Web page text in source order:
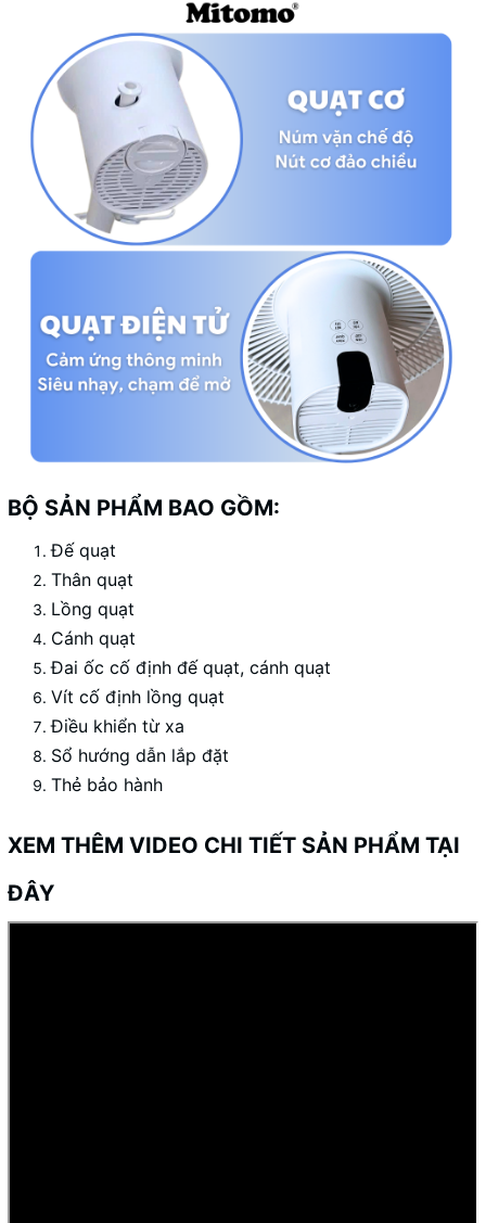
BỘ SẢN PHẨM BAO GỒM:
Đế quạt
Thân quạt
Lồng quạt
Cánh quạt
Đai ốc cố định đế quạt, cánh quạt
Vít cố định lồng quạt
Điều khiển từ xa
Sổ hướng dẫn lắp đặt
Thẻ bảo hành
XEM THÊM VIDEO CHI TIẾT SẢN PHẨM TẠI
ĐÂY